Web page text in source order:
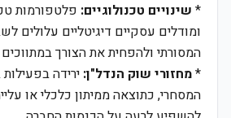
* שינויים טכנולוגיים: פלטפורמות
ומודלים עסקיים דיגיטליים עלולים
המסורתי ולהפחית את הצורך
*מחזורי שוק הנדל"ן: ירידה
המסחרי, כתוצאה ממיתון כלכלי או